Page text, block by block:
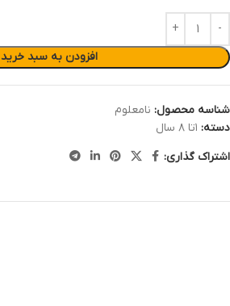
افزودن به سبد خرید
شناسه محصول: نامعلوم
دسته: ۱تا ۸ سال
اشتراک گذاری: